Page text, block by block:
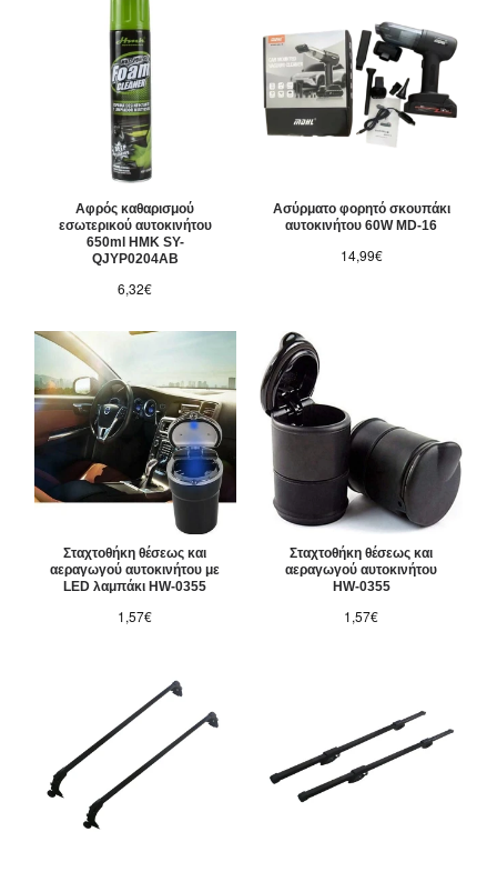
Αφρός καθαρισμού
εσωτερικού αυτοκινήτου
650ml HMK SY-
QJYP0204AB
6,32€
Ασύρματο φορητό σκουπάκι
αυτοκινήτου 60W MD-16
14,99€
Σταχτοθήκη θέσεως και
αεραγωγού αυτοκινήτου με
LED λαμπάκι HW-0355
1,57€
Σταχτοθήκη θέσεως και
αεραγωγού αυτοκινήτου
HW-0355
1,57€